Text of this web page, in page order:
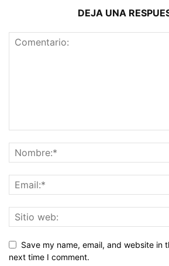
DEJA UNA
Save my name, email, and website in
next time I comment.